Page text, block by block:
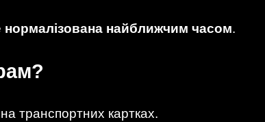
нормалізована найближчим часом.
транспортних картках.